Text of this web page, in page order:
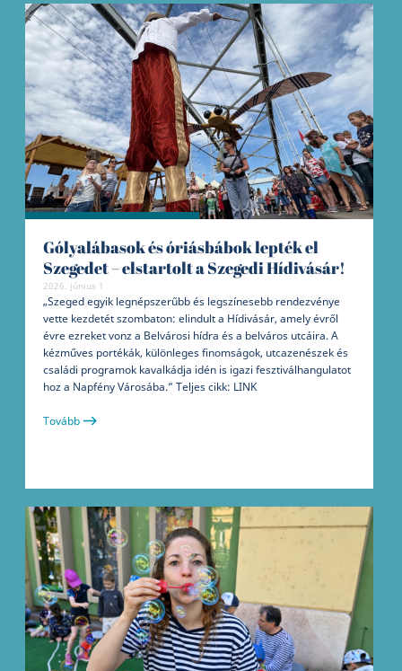
Gólyalábasok és óriásbábok lepték el
Szegedet – elstartolt a Szegedi Hídivásár!
2026. június 1
„Szeged egyik legnépszerűbb és legszínesebb rendezvénye
vette kezdetét szombaton: elindult a Hídivásár, amely évről
évre ezreket vonz a Belvárosi hídra és a belváros utcáira. A
kézműves portékák, különleges finomságok, utcazenészek és
családi programok kavalkádja idén is igazi fesztiválhangulatot
hoz a Napfény Városába.” Teljes cikk: LINK
Tovább